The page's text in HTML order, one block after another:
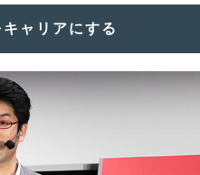
ャリアにする